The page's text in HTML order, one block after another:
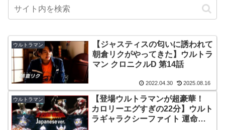
ウルトラマン
【ジャスティスの匂いに誘われて
朝倉リクがやってきた】ウルトラ
マン クロニクルD 第14話
2022.04.30 2025.08.16
ウルトラマン
【登場ウルトラマンが超豪華！
カロリーエグすぎの22分】ウルト
ラギャラクシーファイト 運命の